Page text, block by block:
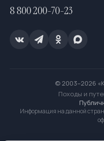
8 800 200-70-23
© 2003–2026
Походы и
Информация на данной